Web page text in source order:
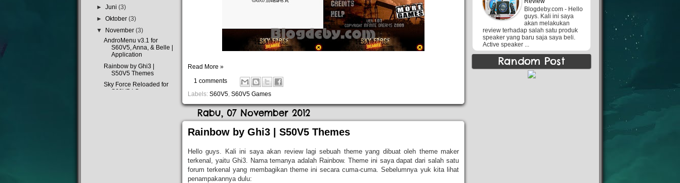
Read More »
1 comments
Labels: S60V5 S60V5 Games
Rabu, 07 November 2012
Rainbow by Ghi3 | S50V5 Themes
Hello guys. Kali ini saya akan review lagi sebuah theme yang dibuat oleh theme maker
terkenal, yaitu Ghi3. Nama temanya adalah Rainbow. Theme ini saya dapat dari salah satu
forum terkenal yang membagikan theme ini secara cuma-cuma. Sebelumnya yuk kita lihat
penampakannya dulu:
►Juni(3)
►Oktober(3)
▼ November(3)
AndroMenu v3.1 for
S60V5, Anna, & Belle |
Application
Rainbow by Ghi3 |
S50V5 Themes
Sky Force Reloaded for
S60V5 | Games
Blogdeby.com - Hello
guys. Kali ini saya
akan melakukan
review terhadap salah satu produk
speaker yang baru saja saya beli.
Active speaker ...
Random Post